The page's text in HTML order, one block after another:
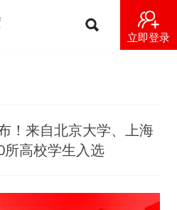
立即登录
！来自北京大学、上海
高校学生入选